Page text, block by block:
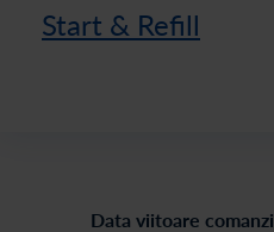
Start & Refill
Data viitoare